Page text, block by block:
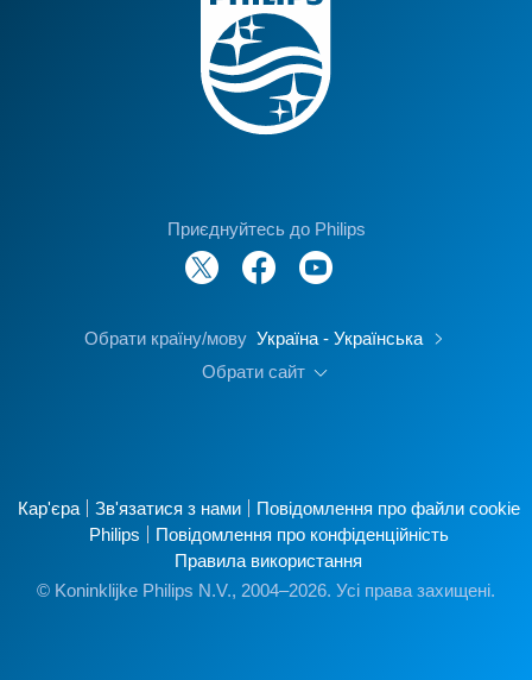
Приєднуйтесь до Philips
Обрати країну/мову Україна - Українська
Обрати сайт
Кар'єра Зв'язатися з нами
Повідомлення про файли cookie
Philips
Повідомлення про конфіденційність
Правила використання
© Koninklijke Philips N.V., 2004–2026. Усі права захищені.